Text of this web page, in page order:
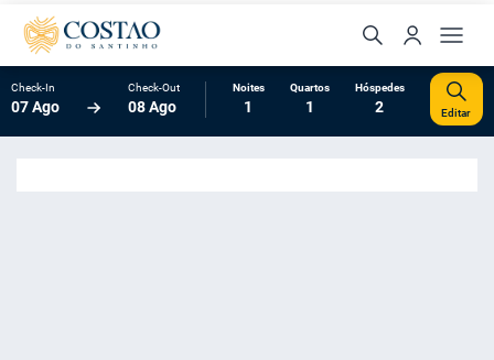
Check-In
07 Ago
Check-Out
08 Ago
Noites
1
Quartos
1
Hóspedes
2 Editar